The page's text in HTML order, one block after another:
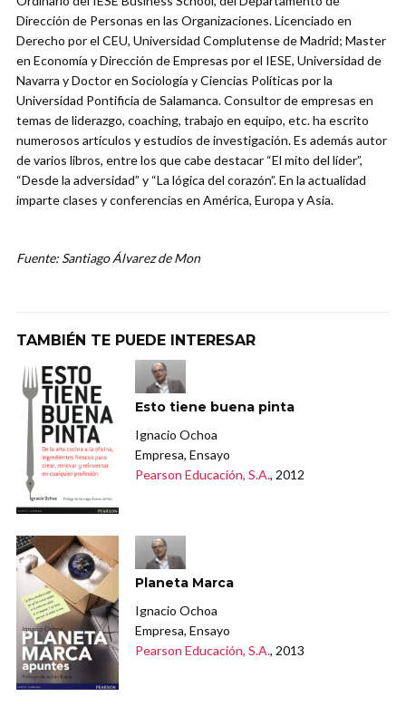
Dirección de Personas en las Organizaciones. Licenciado en
Derecho por el CEU, Universidad Complutense de Madrid; Master
en Economía y Dirección de Empresas por el IESE, Universidad de
Navarra y Doctor en Sociología y Ciencias Políticas por la
Universidad Pontificia de Salamanca. Consultor de empresas en
temas de liderazgo, coaching, trabajo en equipo, etc. ha escrito
numerosos artículos y estudios de investigación. Es además autor
de varios libros, entre los que cabe destacar “El mito del líder”,
“Desde la adversidad” y “La lógica del corazón”. En la actualidad
imparte clases y conferencias en América, Europa y Asia.
Fuente: Santiago Álvarez de Mon
TAMBIÉN TE PUEDE INTERESAR
Esto tiene buena pinta
Ignacio Ochoa
Empresa, Ensayo
Pearson Educación, S.A., 2012
Planeta Marca
Ignacio Ochoa
Empresa, Ensayo
Pearson Educación, S.A., 2013